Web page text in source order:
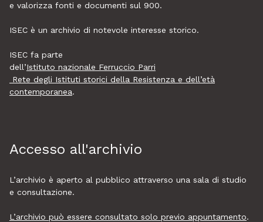
e valorizza fonti e documenti sul 900.
ISEC è un archivio di notevole interesse storico.
ISEC fa parte
dell’Istituto nazionale Ferruccio Parri
Rete degli Istituti storici della Resistenza e dell’età
contemporanea.
Accesso all'archivio
L’archivio è aperto al pubblico attraverso una sala di studio
e consultazione.
L’archivio può essere consultato solo previo appuntamento.